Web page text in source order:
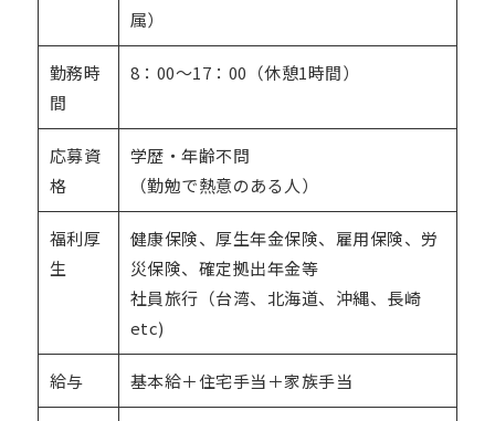
属）
勤務時
間
8：00～17：00（休憩1時間）
応募資
格
学歴・年齢不問
（勤勉で熱意のある人）
福利厚
生
健康保険、厚生年金保険、雇用保険、労
災保険、確定拠出年金等
社員旅行（台湾、北海道、沖縄、長崎
etc)
給与 基本給＋住宅手当＋家族手当